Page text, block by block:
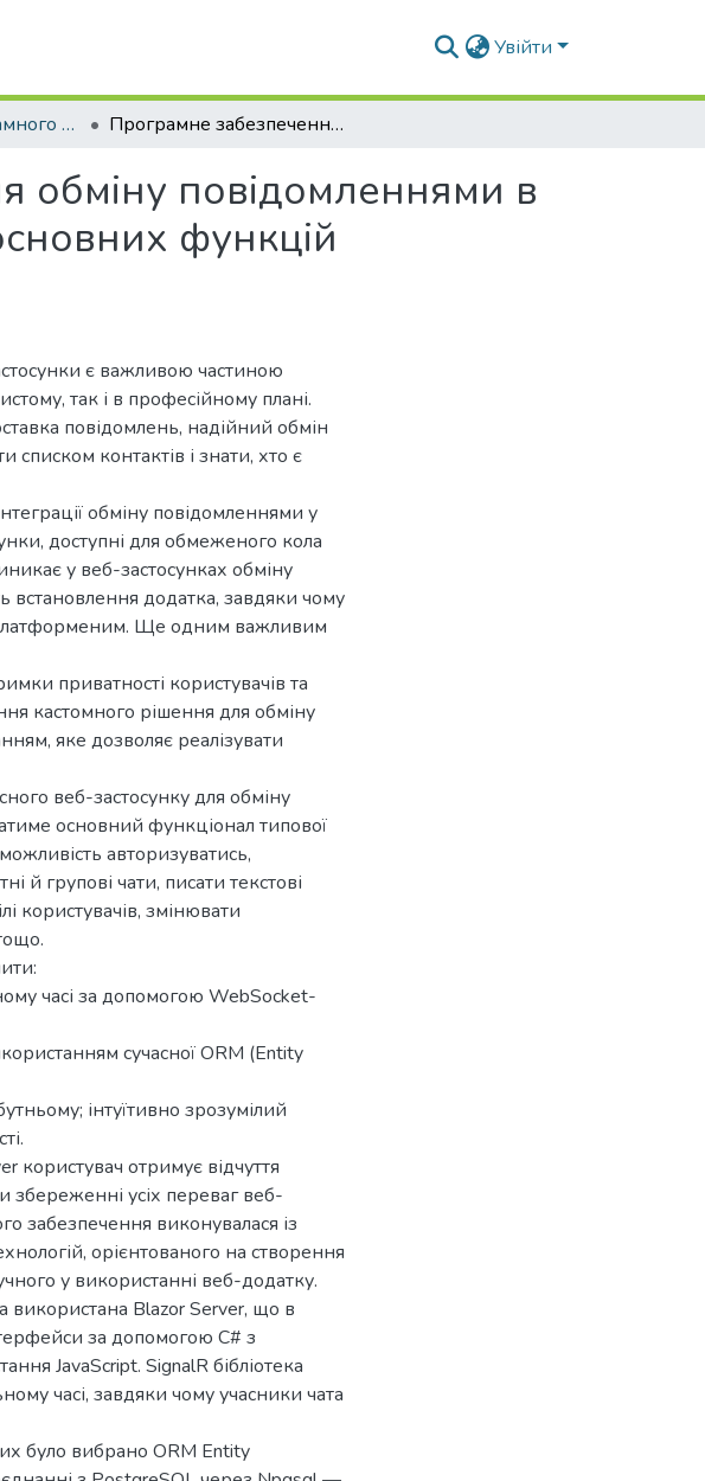
Увійти
Інженерія програмного забезпечення Програмне забезпечення веб сайту для обміну повідомленнями в режимі реального часу з підтримкою основних функцій мессенджера
обміну повідомленнями в
функцій
є важливою частиною
так і в професійному плані.
повідомлень, надійний обмін
контактів і знати, хто є
обміну повідомленнями у
доступні для обмеженого кола
у веб-застосунках обміну
встановлення додатка, завдяки чому
Ще одним важливим
приватності користувачів та
кастомного рішення для обміну
яке дозволяє реалізувати
веб-застосунку для обміну
основний функціонал типової
авторизуватись,
й групові чати, писати текстові
користувачів, змінювати
часі за допомогою WebSocket-
сучасної ORM (Entity
інтуїтивно зрозумілий
користувач отримує відчуття
збереженні усіх переваг веб-
забезпечення виконувалася із
орієнтованого на створення
у використанні веб-додатку.
використана Blazor Server, що в
за допомогою C# з
JavaScript. SignalR бібліотека
часі, завдяки чому учасники чата
було вибрано ORM Entity